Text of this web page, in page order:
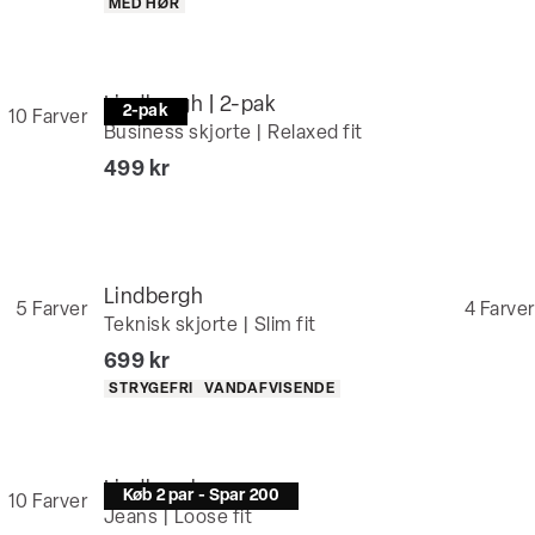
MED HØR
10 Farver 2-pak
Lindbergh | 2-pak
Business skjorte | Relaxed fit
I alt (inkl. rabat)
499 kr
5 Farver
Lindbergh
Teknisk skjorte | Slim fit
4 Farver
I alt (inkl. rabat)
699 kr
Produkt egenskaber
STRYGEFRI VANDAFVISENDE
10 Farver Køb 2 par - Spar 200
Lindbergh
Jeans | Loose fit